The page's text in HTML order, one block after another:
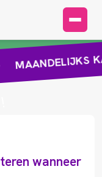
MAANDELIJKS
wanneer